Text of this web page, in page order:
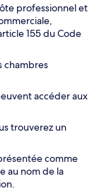
professionnel et
155 du Code
chambres
accéder aux
trouverez un
comme
au nom de la